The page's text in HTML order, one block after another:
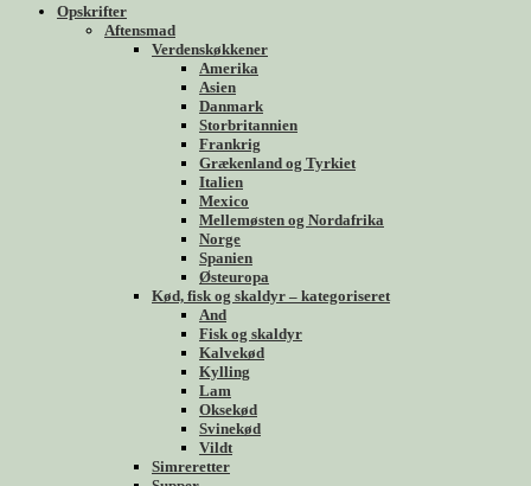
Opskrifter
Aftensmad
Verdenskøkkener
Amerika
Asien
Danmark
Storbritannien
Frankrig
Grækenland og Tyrkiet
Italien
Mexico
Mellemøsten og Nordafrika
Norge
Spanien
Østeuropa
Kød, fisk og skaldyr – kategoriseret
And
Fisk og skaldyr
Kalvekød
Kylling
Lam
Oksekød
Svinekød
Vildt
Simreretter